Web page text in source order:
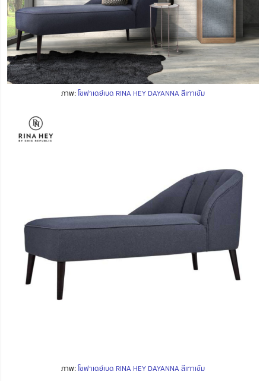
ภาพ:โซฟาเดย์เบด RINA HEY DAYANNA สีเทาเข้ม
ภาพ:โซฟาเดย์เบด RINA HEY DAYANNA สีเทาเข้ม